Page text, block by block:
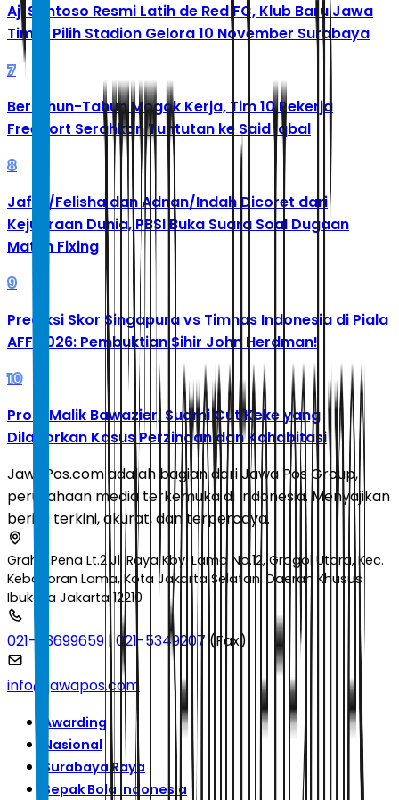
Aji Santoso Resmi Latih de Red FC, Klub Baru Jawa
Timur Pilih Stadion Gelora 10 November Surabaya
7
Bertahun-Tahun Mogok Kerja, Tim 10 Pekerja
Freeport Serahkan Tuntutan ke Said Iqbal
8
Jafar/Felisha dan Adnan/Indah Dicoret dari
Kejuaraan Dunia, PBSI Buka Suara Soal Dugaan
Match Fixing
9
Prediksi Skor Singapura vs Timnas Indonesia di Piala
AFF 2026: Pembuktian Sihir John Herdman!
10
Profil Malik Bawazier, Suami Cut Keke yang
Dilaporkan Kasus Perzinaan dan Kohabitasi
JawaPos.com adalah bagian dari Jawa Pos Group,
perusahaan media terkemuka di Indonesia. Menyajikan
berita terkini, akurat, dan terpercaya.
Graha Pena Lt.2 Jl. Raya Kby. Lama No.12, Grogol Utara, Kec.
Kebayoran Lama, Kota Jakarta Selatan, Daerah Khusus
Ibukota Jakarta 12210
021-53699659 |021-5349207(Fax)
info@jawapos.com
Awarding
Nasional
Surabaya Raya
Sepak Bola Indonesia